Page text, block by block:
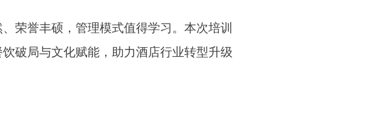
荣誉丰硕，管理模式值得学习。本次培训
破局与文化赋能，助力酒店行业转型升级